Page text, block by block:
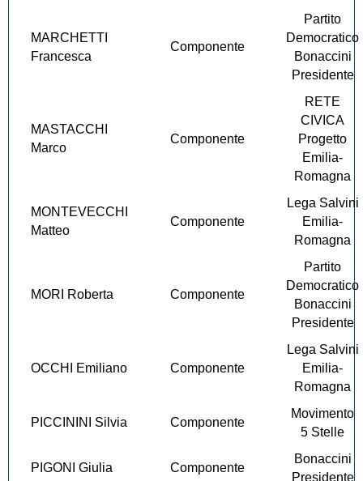
MARCHETTI
Francesca
Componente
Partito
Democratico
Bonaccini
Presidente
MASTACCHI
Marco
Componente
RETE
CIVICA
Progetto
Emilia-
Romagna
MONTEVECCHI
Matteo
Componente
Lega Salvini
Emilia-
Romagna
MORI Roberta Componente
Partito
Democratico
Bonaccini
Presidente
OCCHI Emiliano Componente
Lega Salvini
Emilia-
Romagna
PICCININI Silvia Componente
Movimento
5 Stelle
PIGONI Giulia Componente
Bonaccini
Presidente